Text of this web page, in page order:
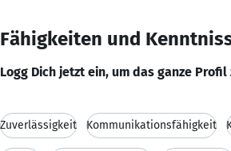
Fähigkeiten und
Logg Dich jetzt ein, um das ganze Profil
Zuverlässigkeit Kommunikationsfähigkeit